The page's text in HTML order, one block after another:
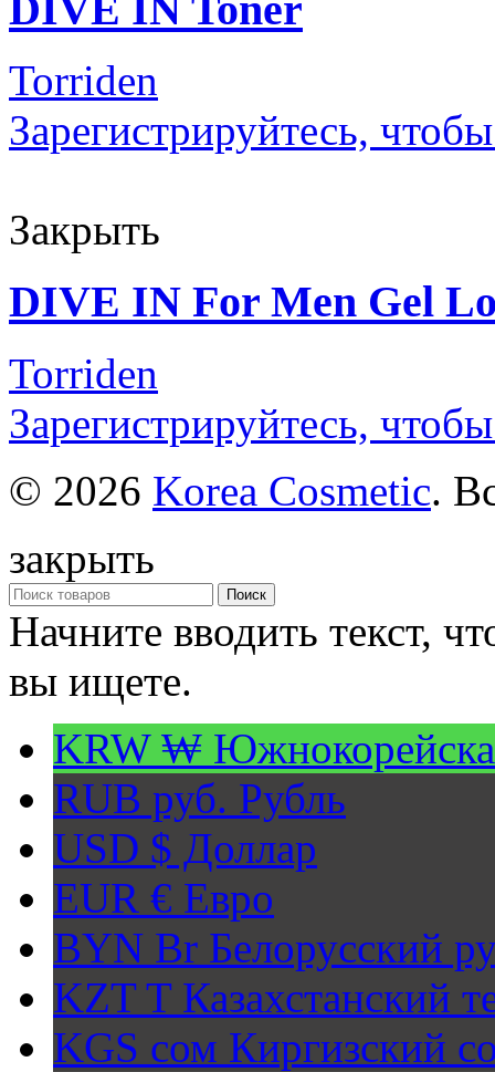
Torriden
Зарегистрируйтесь,
Закрыть
DIVE IN For Men Gel
Torriden
Зарегистрируйтесь,
© 2026 Korea Cosmetic.
закрыть
Поиск
Начните вводить текст,
вы ищете.
KRW ₩
RUB руб. Рубль
USD $ Доллар
EUR € Евро
BYN Br Белорусский
KZT TКазахстанский
KGS сом Киргизский